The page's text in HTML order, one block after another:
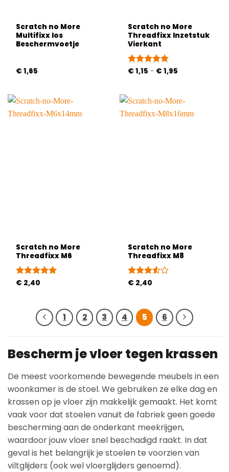
Scratch no More
Multifixx los
Beschermvoetje
€ 1,65
Scratch no More
Threadfixx Inzetstuk
Vierkant
Gewaardeerd
€ 1,15 - € 1,95
Scratch no More
Threadfixx M6
Gewaardeerd
€ 2,40
Scratch no More
Threadfixx M8
Gewaardeerd
€ 2,40
1 2 3 4 5 6
Bescherm je vloer tegen krassen
De meest voorkomende bewegende meubels in een
woonkamer is de stoel. We gebruiken ze elke dag en
krassen op je vloer zijn makkelijk gemaakt. Het komt
vaak voor dat stoelen vanuit de fabriek geen goede
bescherming aan de onderkant meekrijgen,
waardoor jouw vloer snel beschadigd raakt. In dat
geval is het belangrijk je stoelen te voorzien van
viltglijders (ook wel vloerglijders genoemd).